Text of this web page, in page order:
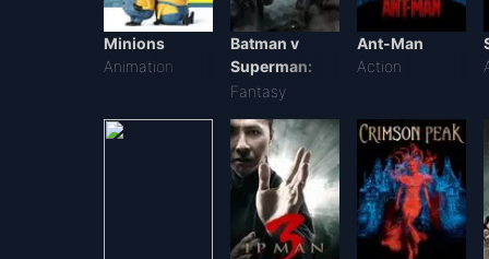
Minions
Animation
Batman v
Superman:
Dawn of
Fantasy
Ant-Man
Action